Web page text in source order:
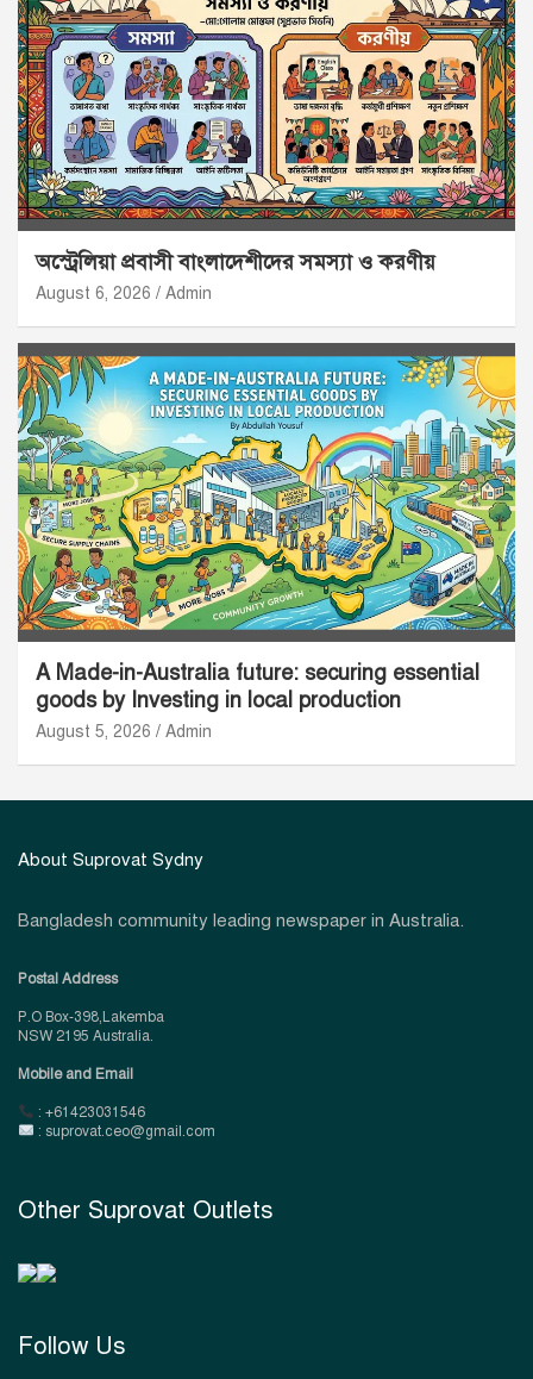
অস্ট্রেলিয়া প্রবাসী বাংলাদেশীদের সমস্যা ও করণীয়
August 6, 2026 Admin
A Made-in-Australia future: securing essential
goods by Investing in local production
August 5, 2026 Admin
About Suprovat Sydny
Bangladesh community leading newspaper in Australia.
Postal Address
P.O Box-398,Lakemba
NSW 2195 Australia.
Mobile and Email
: +61423031546
: suprovat.ceo@gmail.com
Other Suprovat Outlets
Follow Us